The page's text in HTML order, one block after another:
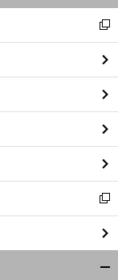
閉
る
新
し
い
ウ
ィ
ン
ド
ウ
で
開
く
新
し
い
ウ
ィ